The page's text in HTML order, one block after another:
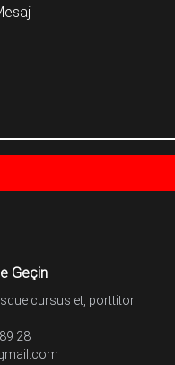
Geçin
cursus et, porttitor
28